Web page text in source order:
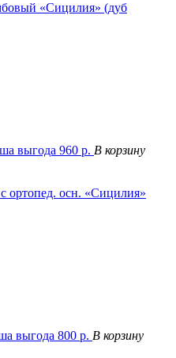
«Сицилия» (дуб
выгода 960 р. В корзину
ортопед. осн. «Сицилия»
выгода 800 р. В корзину